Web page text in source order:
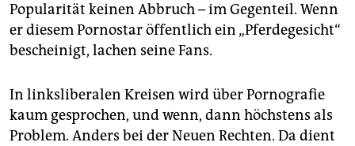
Popularität keinen Abbruch – im Gegenteil. Wenn
er diesem Pornostar öffentlich ein „Pferdegesicht“
bescheinigt, lachen seine Fans.
In linksliberalen Kreisen wird über Pornografie
kaum gesprochen, und wenn, dann höchstens als
Problem. Anders bei der Neuen Rechten. Da dient